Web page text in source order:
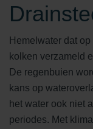
Hemelwater dat
kolken verzameld
De regenbuien
kans op
het water ook niet
periodes. Met